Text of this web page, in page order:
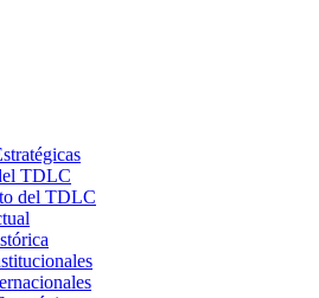
TDLC
del TDLC